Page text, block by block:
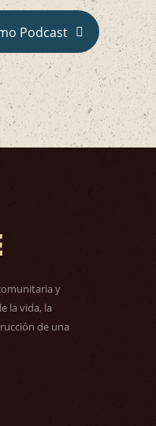
Podcast
y
la vida, la
de una